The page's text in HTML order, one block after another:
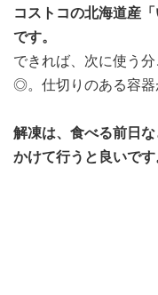
コストコの北海道産
です。
できれば、次に使う
◎。仕切りのある容器
解凍は、食べる前日
かけて行うと良いです